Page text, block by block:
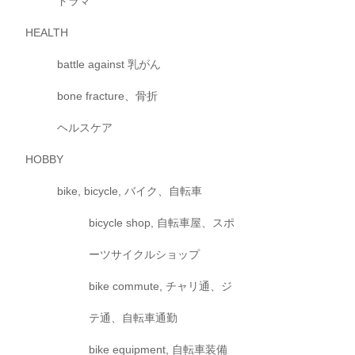
HEALTH
battle against 乳がん
bone fracture、骨折
ヘルスケア
HOBBY
bike, bicycle, バイク、自転車
bicycle shop, 自転車屋、スポ
ーツサイクルショップ
bike commute, チャリ通、ジ
テ通、自転車通勤
bike equipment, 自転車装備